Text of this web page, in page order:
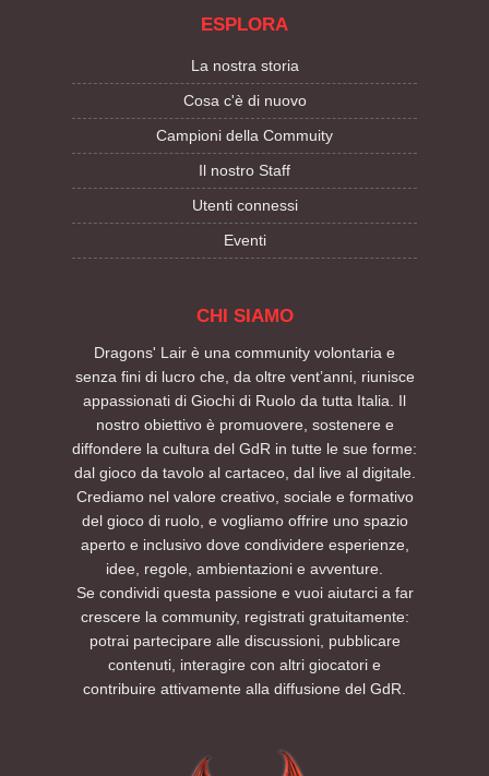
ESPLORA
La nostra storia
Cosa c'è di nuovo
Campioni della Commuity
Il nostro Staff
Utenti connessi
Eventi
CHI SIAMO
Dragons' Lair è una community volontaria e
senza fini di lucro che, da oltre vent’anni, riunisce
appassionati di Giochi di Ruolo da tutta Italia. Il
nostro obiettivo è promuovere, sostenere e
diffondere la cultura del GdR in tutte le sue forme:
dal gioco da tavolo al cartaceo, dal live al digitale.
Crediamo nel valore creativo, sociale e formativo
del gioco di ruolo, e vogliamo offrire uno spazio
aperto e inclusivo dove condividere esperienze,
idee, regole, ambientazioni e avventure.
Se condividi questa passione e vuoi aiutarci a far
crescere la community, registrati gratuitamente:
potrai partecipare alle discussioni, pubblicare
contenuti, interagire con altri giocatori e
contribuire attivamente alla diffusione del GdR.